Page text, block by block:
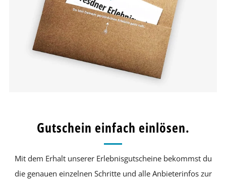
Gutschein einfach einlösen.
Mit dem Erhalt unserer Erlebnisgutscheine bekommst du
die genauen einzelnen Schritte und alle Anbieterinfos zur